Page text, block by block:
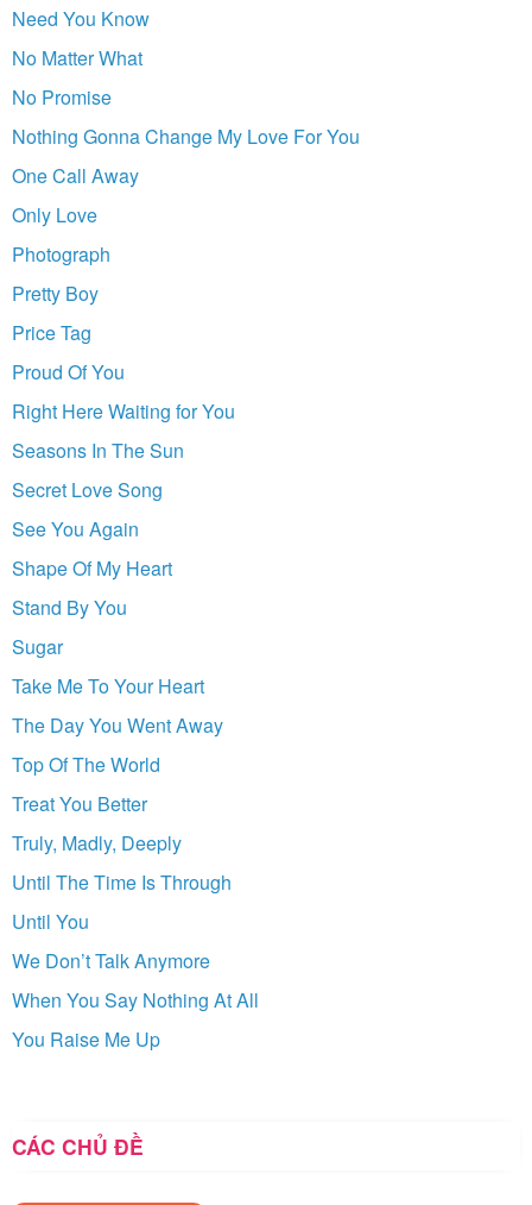
Need You Know
No Matter What
No Promise
Nothing Gonna Change My Love For You
One Call Away
Only Love
Photograph
Pretty Boy
Price Tag
Proud Of You
Right Here Waiting for You
Seasons In The Sun
Secret Love Song
See You Again
Shape Of My Heart
Stand By You
Sugar
Take Me To Your Heart
The Day You Went Away
Top Of The World
Treat You Better
Truly, Madly, Deeply
Until The Time Is Through
Until You
We Don’t Talk Anymore
When You Say Nothing At All
You Raise Me Up
CÁC CHỦ ĐỀ